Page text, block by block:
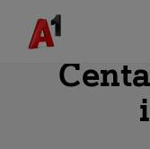
Skip to Main Content